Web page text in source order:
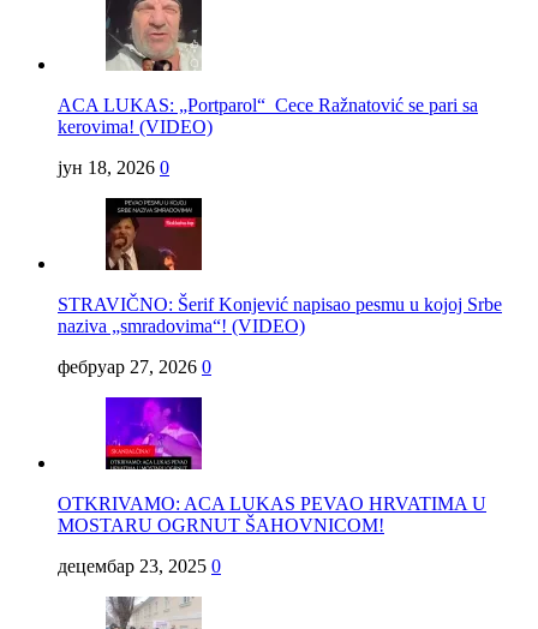
ACA LUKAS: „Portparol“ Cece Ražnatović se pari sa
kerovima! (VIDEO)
јун 18, 2026 0
STRAVIČNO: Šerif Konjević napisao pesmu u kojoj Srbe
naziva „smradovima“! (VIDEO)
фебруар 27, 2026 0
OTKRIVAMO: ACA LUKAS PEVAO HRVATIMA U
MOSTARU OGRNUT ŠAHOVNICOM!
децембар 23, 2025 0